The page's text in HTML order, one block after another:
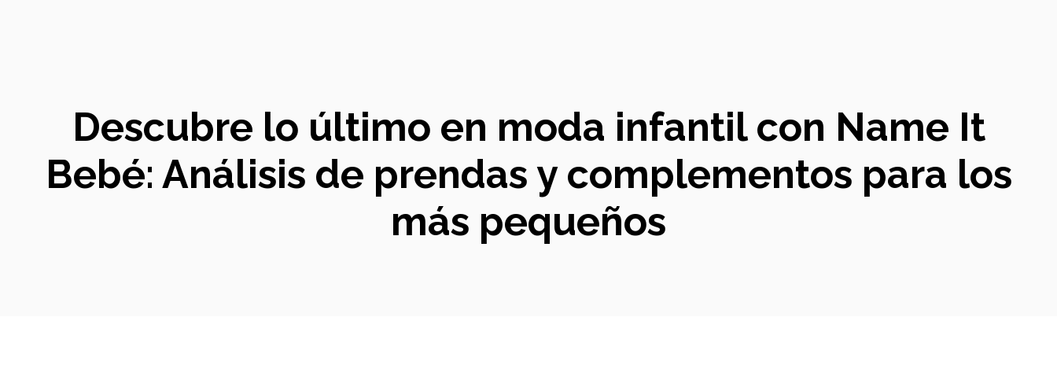
Descubre lo último en moda infantil con Name It
Bebé: Análisis de prendas y complementos para los
más pequeños